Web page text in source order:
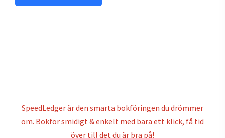
SpeedLedger är den smarta bokföringen du drömmer
om. Bokför smidigt & enkelt med bara ett klick, få tid
över till det du är bra på!